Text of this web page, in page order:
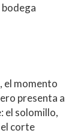
bodega
el momento
presenta a
el solomillo,
corte